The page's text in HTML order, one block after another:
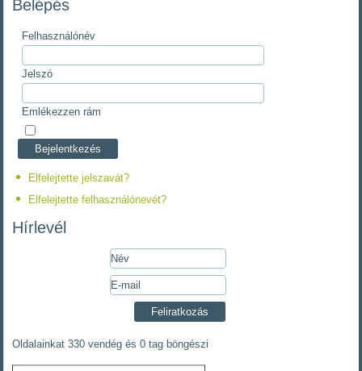
Belépés
Felhasználónév
Jelszó
Emlékezzen rám
Elfelejtette jelszavát?
Elfelejtette felhasználónevét?
Hírlevél
Oldalainkat 330 vendég és 0 tag böngészi